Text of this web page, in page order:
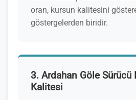
oran, kursun kalitesini
göstergelerden biridir.
3. Ardahan Göle Sürücü
Kalitesi